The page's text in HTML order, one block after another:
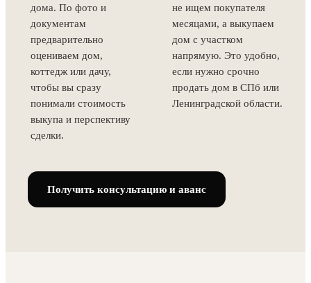
дома. По фото и
документам
предварительно
оцениваем дом,
коттедж или дачу,
чтобы вы сразу
понимали стоимость
выкупа и перспективу
сделки.
не ищем покупателя
месяцами, а выкупаем
дом с участком
напрямую. Это удобно,
если нужно срочно
продать дом в СПб или
Ленинградской области.
Получить консультацию и аванс